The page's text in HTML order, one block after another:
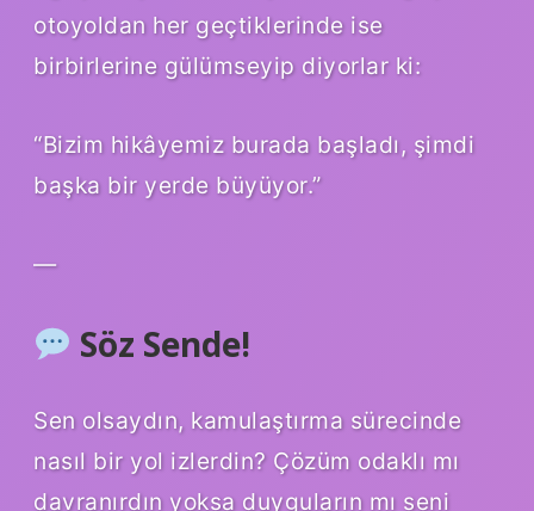
otoyoldan her geçtiklerinde ise
birbirlerine gülümseyip diyorlar ki:
“Bizim hikâyemiz burada başladı, şimdi
başka bir yerde büyüyor.”
—
Söz Sende!
Sen olsaydın, kamulaştırma sürecinde
nasıl bir yol izlerdin? Çözüm odaklı mı
davranırdın yoksa duyguların mı seni